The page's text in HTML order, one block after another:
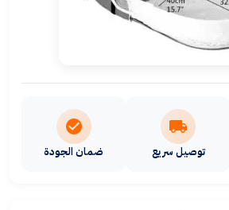
توصيل سريع ضمان الجودة